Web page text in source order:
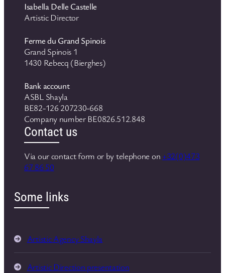
Isabella Delle Castelle
Artistic Director
Ferme du Grand Spinois
Grand Spinois 1
1430 Rebecq (Bierghes)
Bank account
ASBL Shayla
BE82-126 207230-668
Company number BE0826.512.848
Contact us
Via our contact form or by telephone on +32(0)473
67 86 50
Some links
Artistic Agency Shayla
Artistic Direction presentation